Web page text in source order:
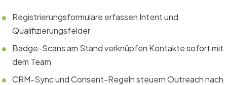
Registrierungsformulare erfassen Intent und
Qualifizierungsfelder
Badge-Scans am Stand verknüpfen Kontakte sofort mit
dem Team
CRM-Sync und Consent-Regeln steuern Outreach nach